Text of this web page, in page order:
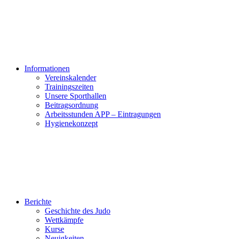
Informationen
Vereinskalender
Trainingszeiten
Unsere Sporthallen
Beitragsordnung
Arbeitsstunden APP – Eintragungen
Hygienekonzept
Berichte
Geschichte des Judo
Wettkämpfe
Kurse